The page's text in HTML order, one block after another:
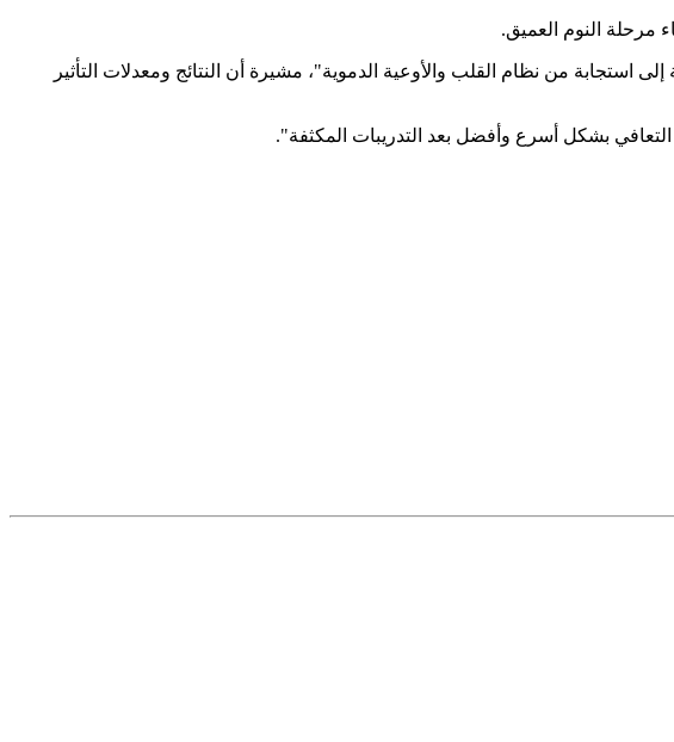
مرحلة النوم العميق.
استجابة من نظام القلب والأوعية الدموية"، مشيرة أن النتائج ومعدلات التأثير
بشكل أسرع وأفضل بعد التدريبات المكثفة".